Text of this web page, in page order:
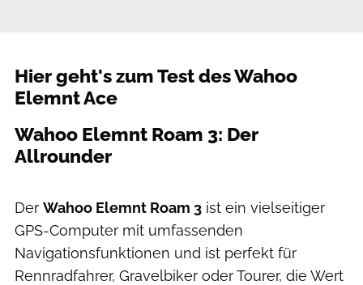
Hier geht's zum Test des Wahoo
Elemnt Ace
Wahoo Elemnt Roam 3: Der
Allrounder
Der Wahoo Elemnt Roam 3 ist ein vielseitiger
GPS-Computer mit umfassenden
Navigationsfunktionen und ist perfekt für
Rennradfahrer, Gravelbiker oder Tourer, die Wert